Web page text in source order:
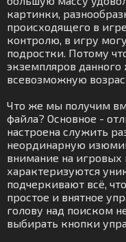
картинки,
происходящего в
контролю, в игру
подростки. Потому
экземпляров
всевозможную
Что же мы получим
файла? Основное -
настроена служить
неординарную
внимание на
характеризуются
подчеркивают всё,
простое и внятное
голову над поиском
выбирать кнопки